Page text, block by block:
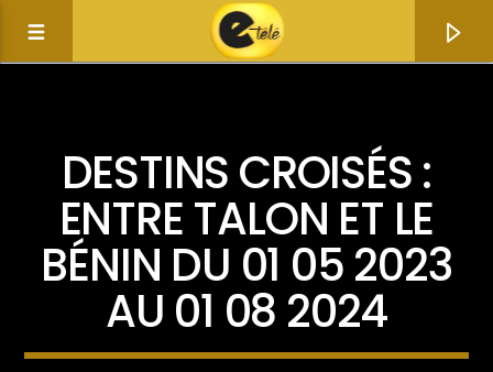
DESTINS CROISÉS :
ENTRE TALON ET LE
BÉNIN DU 01 05 2023
AU 01 08 2024